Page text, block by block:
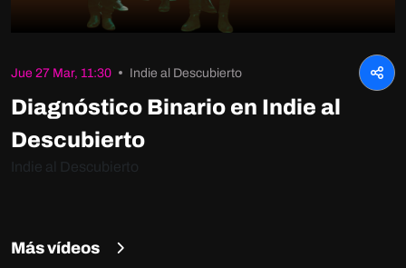
Jue 27 Mar, 11:30 Indie al Descubierto
Diagnóstico Binario en Indie al
Descubierto
Indie al Descubierto
Más vídeos